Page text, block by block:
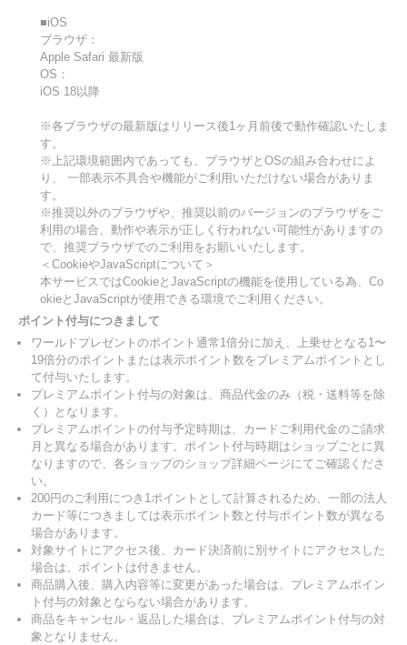
■iOS
ブラウザ：
Apple Safari 最新版
OS：
iOS 18以降
※各ブラウザの最新版はリリース後1ヶ月前後で動作確認いたしま
す。
※上記環境範囲内であっても、ブラウザとOSの組み合わせによ
り、 一部表示不具合や機能がご利用いただけない場合がありま
す。
※推奨以外のブラウザや、推奨以前のバージョンのブラウザをご
利用の場合、動作や表示が正しく行われない可能性がありますの
で、推奨ブラウザでのご利用をお願いいたします。
＜CookieやJavaScriptについて＞
本サービスではCookieとJavaScriptの機能を使用している為、Co
okieとJavaScriptが使用できる環境でご利用ください。
ポイント付与につきまして
ワールドプレゼントのポイント通常1倍分に加え、上乗せとなる1〜
19倍分のポイントまたは表示ポイント数をプレミアムポイントとし
て付与いたします。
プレミアムポイント付与の対象は、商品代金のみ（税・送料等を除
く）となります。
プレミアムポイントの付与予定時期は、カードご利用代金のご請求
月と異なる場合があります。ポイント付与時期はショップごとに異
なりますので、各ショップのショップ詳細ページにてご確認くださ
い。
200円のご利用につき1ポイントとして計算されるため、一部の法人
カード等につきましては表示ポイント数と付与ポイント数が異なる
場合があります。
対象サイトにアクセス後、カード決済前に別サイトにアクセスした
場合は、ポイントは付きません。
商品購入後、購入内容等に変更があった場合は、プレミアムポイン
ト付与の対象とならない場合があります。
商品をキャンセル・返品した場合は、プレミアムポイント付与の対
象となりません。